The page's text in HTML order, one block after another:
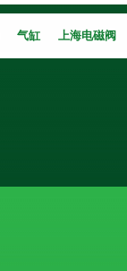
气缸 上海电磁阀